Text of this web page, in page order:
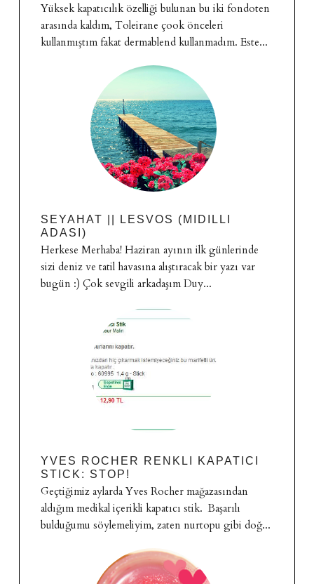
Yüksek kapatıcılık özelliği bulunan bu iki fondoten
arasında kaldım, Toleirane çook önceleri
kullanmıştım fakat dermablend kullanmadım. Este...
SEYAHAT || LESVOS (MIDILLI
ADASI)
Herkese Merhaba! Haziran ayının ilk günlerinde
sizi deniz ve tatil havasına alıştıracak bir yazı var
bugün :) Çok sevgili arkadaşım Duy...
YVES ROCHER RENKLI KAPATICI
STICK: STOP!
Geçtiğimiz aylarda Yves Rocher mağazasından
aldığım medikal içerikli kapatıcı stik. Başarılı
bulduğumu söylemeliyim, zaten nurtopu gibi doğ...